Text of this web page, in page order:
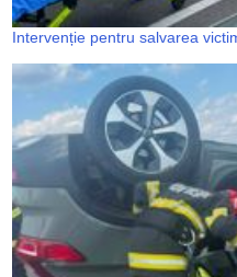
Intervenție pentru salvarea